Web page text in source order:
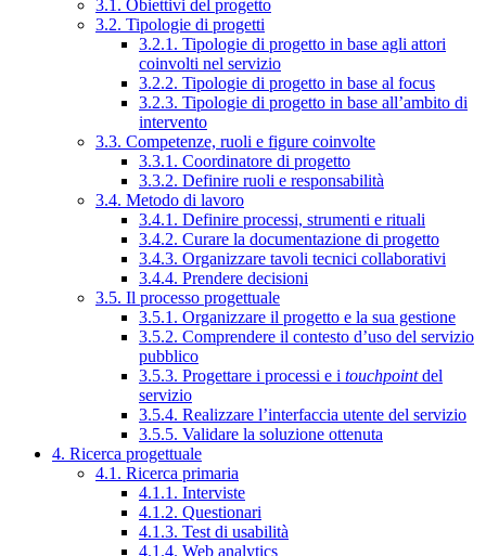
3.1. Obiettivi del progetto
3.2. Tipologie di progetti
3.2.1. Tipologie di progetto in base agli attori
coinvolti nel servizio
3.2.2. Tipologie di progetto in base al focus
3.2.3. Tipologie di progetto in base all’ambito di
intervento
3.3. Competenze, ruoli e figure coinvolte
3.3.1. Coordinatore di progetto
3.3.2. Definire ruoli e responsabilità
3.4. Metodo di lavoro
3.4.1. Definire processi, strumenti e rituali
3.4.2. Curare la documentazione di progetto
3.4.3. Organizzare tavoli tecnici collaborativi
3.4.4. Prendere decisioni
3.5. Il processo progettuale
3.5.1. Organizzare il progetto e la sua gestione
3.5.2. Comprendere il contesto d’uso del servizio
pubblico
3.5.3. Progettare i processi e i touchpointdel
servizio
3.5.4. Realizzare l’interfaccia utente del servizio
3.5.5. Validare la soluzione ottenuta
4. Ricerca progettuale
4.1. Ricerca primaria
4.1.1. Interviste
4.1.2. Questionari
4.1.3. Test di usabilità
4.1.4. Web analytics